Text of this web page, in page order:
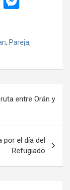
o
o
ail
n
g
, Pareja,
entre Orán y
por el día del
Refugiado